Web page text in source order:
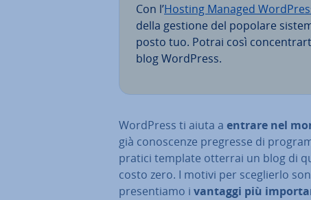
Con l’Hosting Managed
della gestione del popolare
posto tuo. Potrai così
blog WordPress.
WordPress ti aiuta a entrare nel
già co­no­scen­ze pregresse di
pratici template otterrai un blog di
costo zero. I motivi per sce­glier­lo
pre­sen­tia­mo i vantaggi più